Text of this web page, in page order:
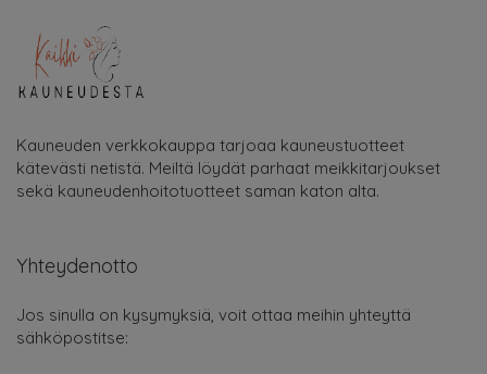
Kauneuden verkkokauppa tarjoaa kauneustuotteet
kätevästi netistä. Meiltä löydät parhaat meikkitarjoukset
sekä kauneudenhoitotuotteet saman katon alta.
Yhteydenotto
Jos sinulla on kysymyksiä, voit ottaa meihin yhteyttä
sähköpostitse: